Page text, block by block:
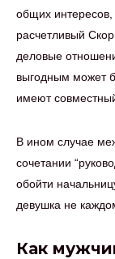
общих
расчетливый
деловые
выгодным может
имеют
В ином случае
сочетании
обойти
девушка не
Как